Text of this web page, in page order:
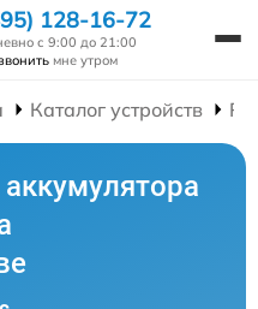
128-16-72
с 9:00 до 21:00
мне утром
Каталог устройств